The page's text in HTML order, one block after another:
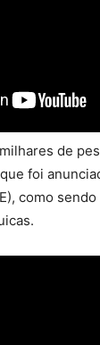
de
foi
como